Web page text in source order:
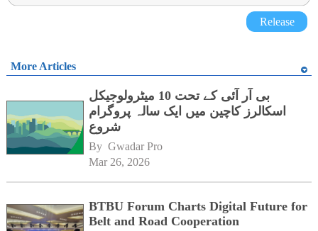
Release
More Articles
بی آر آئی کے تحت 10 میٹرولوجیکل
اسکالرز کاچین میں ایک سالہ پروگرام
شروع
By Gwadar Pro
Mar 26, 2026
BTBU Forum Charts Digital Future for
Belt and Road Cooperation